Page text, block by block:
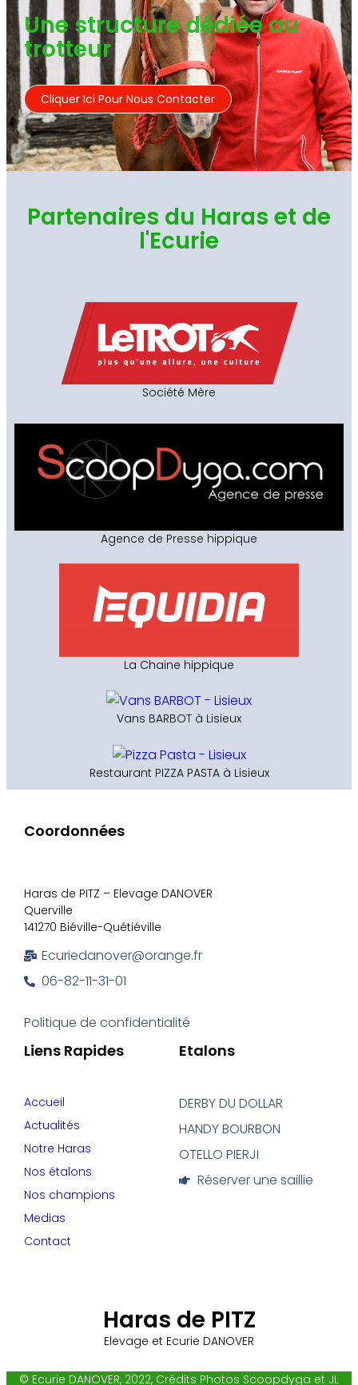
Une structure dédiée au
trotteur
Cliquer Ici Pour Nous Contacter
Partenaires du Haras et de
l'Ecurie
Société Mère
Agence de Presse hippique
La Chaine hippique
Vans BARBOT à Lisieux
Restaurant PIZZA PASTA à Lisieux
Haras de PITZ
Elevage et Ecurie DANOVER
Etalons
DERBY DU DOLLAR
HANDY BOURBON
OTELLO PIERJI
Réserver une saillie
Liens Rapides
Accueil
Actualités
Notre Haras
Nos étalons
Nos champions
Medias
Contact
Coordonnées
Haras de PITZ – Elevage DANOVER
Querville
141270 Biéville-Quétiéville
Ecuriedanover@orange.fr
06-82-11-31-01
Politique de confidentialité
© Ecurie DANOVER, 2022, Crédits Photos Scoopdyga et JL